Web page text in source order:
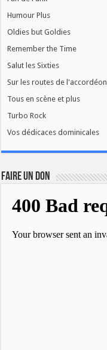
Humour Plus
Oldies but Goldies
Remember the Time
Salut les Sixties
Sur les routes de l'accordéon
Tous en scène et plus
Turbo Rock
Vos dédicaces dominicales
FAIRE UN DON